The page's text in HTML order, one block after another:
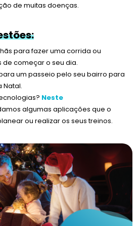
de muitas doenças.
para fazer uma corrida ou
de começar o seu dia.
um passeio pelo seu bairro para
Natal.
Neste
algumas aplicações que o
ou realizar os seus treinos.